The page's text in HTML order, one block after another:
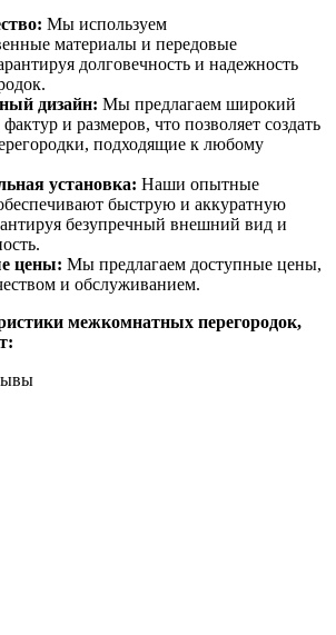
Мы используем
материалы и передовые
долговечность и надежность
дизайн: Мы предлагаем широкий
и размеров, что позволяет создать
подходящие к любому
установка: Наши опытные
быструю и аккуратную
безупречный внешний вид и
цены: Мы предлагаем доступные цены,
и обслуживанием.
межкомнатных перегородок,